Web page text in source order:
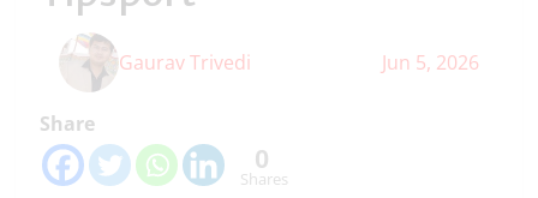
Gaurav Trivedi Jun 5, 2026
Share
0
Shares